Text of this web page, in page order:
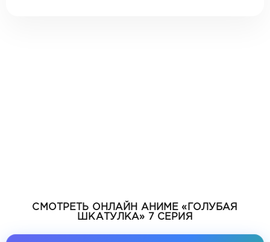
СМОТРЕТЬ ОНЛАЙН АНИМЕ «ГОЛУБАЯ
ШКАТУЛКА» 7 СЕРИЯ